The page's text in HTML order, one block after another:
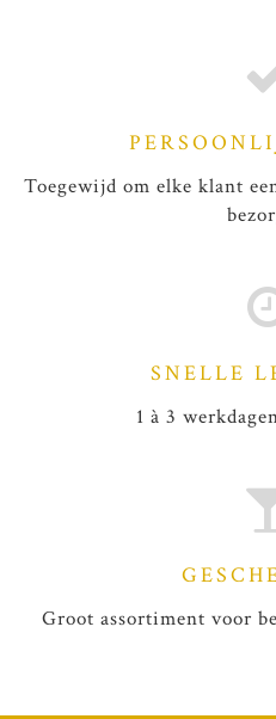
Toegewijd om elke klant
SNELLE
1 à 3
Groot assortiment voor